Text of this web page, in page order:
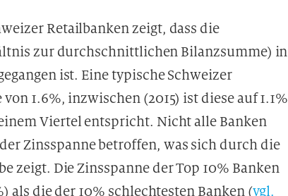
Retailbanken zeigt, dass die
zur durchschnittlichen Bilanzsumme) in
ist. Eine typische Schweizer
1.6%, inzwischen (2015) ist diese auf 1.1%
Viertel entspricht. Nicht alle Banken
Zinsspanne betroffen, was sich durch die
zeigt. Die Zinsspanne der Top 10% Banken
als die der 10% schlechtesten Banken (vgl.